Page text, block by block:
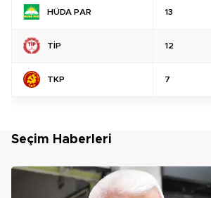
HÜDA PAR 13
TİP 12
TKP 7
Seçim Haberleri